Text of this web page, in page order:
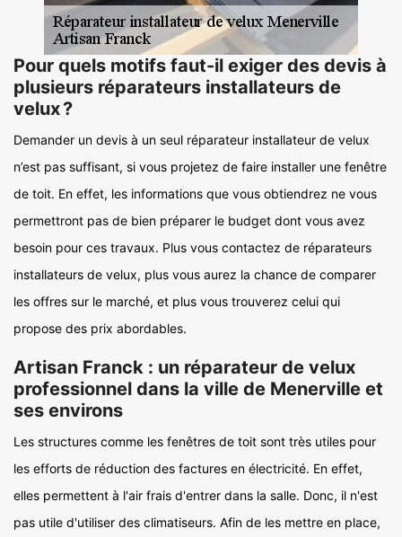
Pour quels motifs faut-il exiger des devis à
plusieurs réparateurs installateurs de
velux ?
Demander un devis à un seul réparateur installateur de velux
n’est pas suffisant, si vous projetez de faire installer une fenêtre
de toit. En effet, les informations que vous obtiendrez ne vous
permettront pas de bien préparer le budget dont vous avez
besoin pour ces travaux. Plus vous contactez de réparateurs
installateurs de velux, plus vous aurez la chance de comparer
les offres sur le marché, et plus vous trouverez celui qui
propose des prix abordables.
Artisan Franck : un réparateur de velux
professionnel dans la ville de Menerville et
ses environs
Les structures comme les fenêtres de toit sont très utiles pour
les efforts de réduction des factures en électricité. En effet,
elles permettent à l'air frais d'entrer dans la salle. Donc, il n'est
pas utile d'utiliser des climatiseurs. Afin de les mettre en place,